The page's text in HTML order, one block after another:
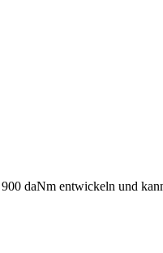
daNm entwickeln und